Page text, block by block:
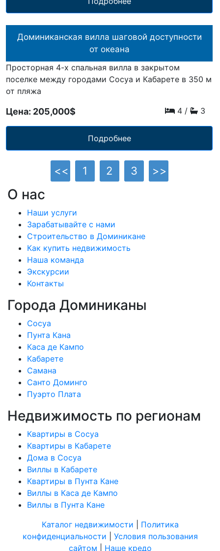
Доминиканская вилла шаговой доступности
от океана
Просторная 4-х спальная вилла в закрытом
поселке между городами Сосуа и Кабарете в 350 м
от пляжа
4 / 3
Цена: 205,000$
Подробнее
<< 1 2 3 >>
О нас
Наши услуги
Зарабатывайте с нами
Строительство в Доминикане
Как купить недвижимость
Наша команда
Экскурсии
Контакты
Города Доминиканы
Сосуа
Пунта Кана
Каса де Кампо
Кабарете
Самана
Санто Доминго
Пуэрто Плата
Недвижимость по регионам
Квартиры в Сосуа
Квартиры в Кабарете
Дома в Сосуа
Виллы в Кабарете
Квартиры в Пунта Кане
Виллы в Каса де Кампо
Виллы в Пунта Кане
Каталог недвижимости
Политика
конфиденциальности
Условия пользования
сайтом
Наше кредо